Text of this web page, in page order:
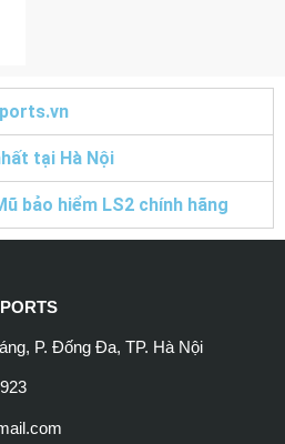
tại Hà Nội
bảo hiểm LS2 chính hãng
P. Đống Đa, TP. Hà Nội